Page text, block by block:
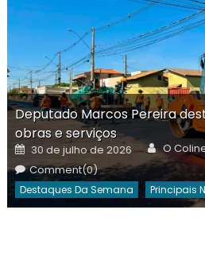
Deputado Marcos Pereira
obras e serviços
Posted
on
30 de julho de 2026 Author
O
Comment(0)
Destaques Da Semana Principais